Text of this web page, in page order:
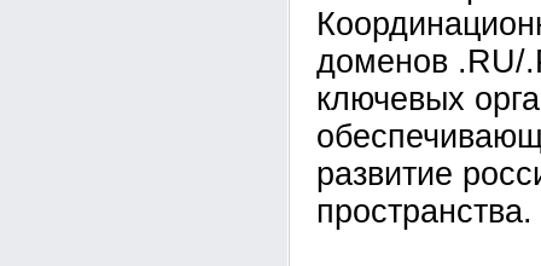
доменов .RU/
ключевых
развитие
пространства.